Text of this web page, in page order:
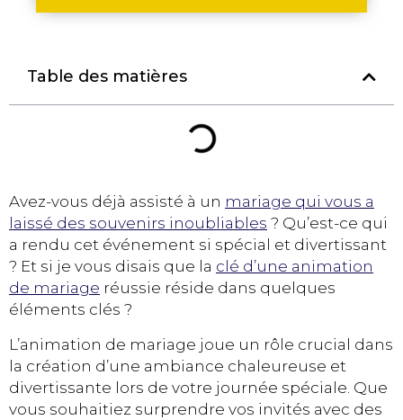
Table des matières
Avez-vous déjà assisté à un mariage qui vous a
laissé des souvenirs inoubliables ? Qu’est-ce qui
a rendu cet événement si spécial et divertissant
? Et si je vous disais que la clé d’une animation
de mariage réussie réside dans quelques
éléments clés ?
L’animation de mariage joue un rôle crucial dans
la création d’une ambiance chaleureuse et
divertissante lors de votre journée spéciale. Que
vous souhaitiez surprendre vos invités avec des